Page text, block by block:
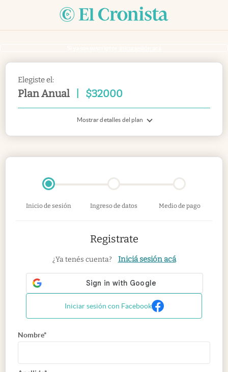
Elegiste el:
Plan Anual $32000
Mostrar detalles del plan
Inicio de sesión Ingreso de datos Medio de pago
Registrate
¿Ya tenés cuenta? Iniciá sesión acá
Iniciar sesión con Facebook
Nombre*